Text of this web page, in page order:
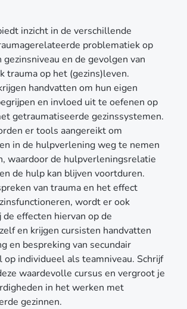
inzicht in de verschillende
problematiek op
en de gevolgen van
trauma op het (gezins)leven.
handvatten om hun eigen
en invloed uit te oefenen op
getraumatiseerde gezinssystemen.
er tools aangereikt om
in de hulpverlening weg te nemen
waardoor de hulpverleningsrelatie
de hulp kan blijven voortduren.
van trauma en het effect
wordt er ook
effecten hiervan op de
en krijgen cursisten handvatten
en bespreking van secundair
op individueel als teamniveau. Schrijf
waardevolle cursus en vergroot je
in het werken met
gezinnen.